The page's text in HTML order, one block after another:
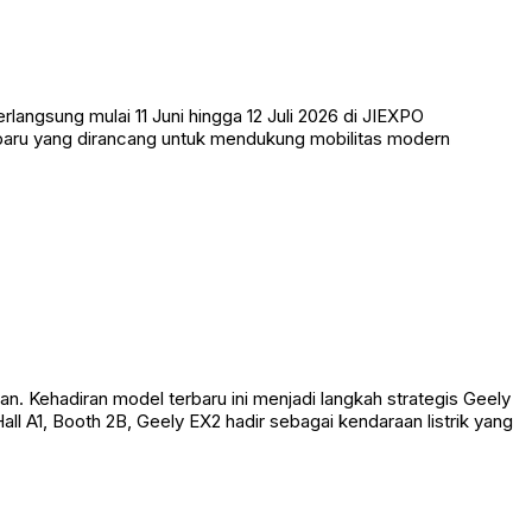
mulai 11 Juni hingga 12 Juli 2026 di JIEXPO
yang dirancang untuk mendukung mobilitas modern
Kehadiran model terbaru ini menjadi langkah strategis Geely
A1, Booth 2B, Geely EX2 hadir sebagai kendaraan listrik yang